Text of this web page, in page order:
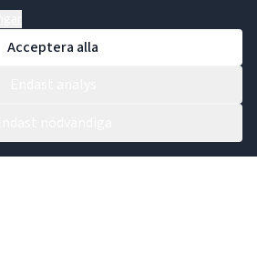
Acceptera alla